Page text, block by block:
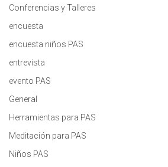
Conferencias y Talleres
encuesta
encuesta niños PAS
entrevista
evento PAS
General
Herramientas para PAS
Meditación para PAS
Niños PAS